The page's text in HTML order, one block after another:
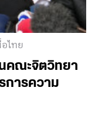
ไทย
คณะจิตวิทยา
การความ